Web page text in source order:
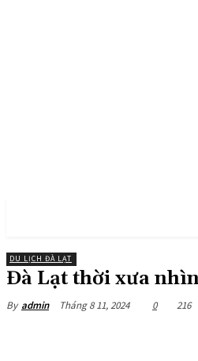
DU LỊCH ĐÀ LẠT
Đà Lạt thời xưa
By admin Tháng 8 11, 2024 0 216